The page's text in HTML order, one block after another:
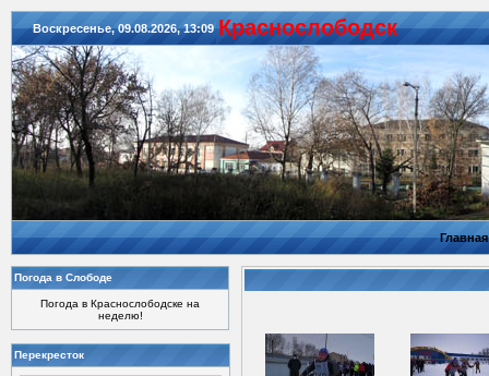
Воскресенье, 09.08.2026, 13:09 Красноcлободск
Главная
Погода в Слободе
Погода в Краснослободске на
неделю!
Перекресток